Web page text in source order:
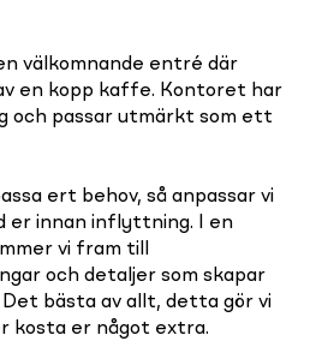
välkomnande entré där
en kopp kaffe. Kontoret har
och passar utmärkt som ett
ert behov, så anpassar vi
er innan inflyttning. I en
vi fram till
och detaljer som skapar
bästa av allt, detta gör vi
kosta er något extra.